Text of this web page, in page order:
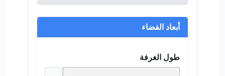
أبعاد الفضاء
طول الغرفة